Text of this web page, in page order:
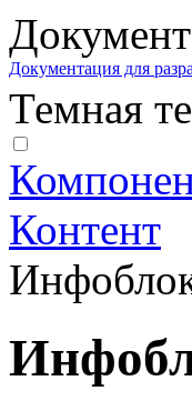
Документация для
Темная
Контент